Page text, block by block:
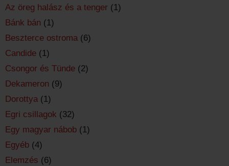
Az öreg halász és a tenger (1)
Bánk bán (1)
Beszterce ostroma (6)
Candide (1)
Csongor és Tünde (2)
Dekameron (9)
Dorottya (1)
Egri csillagok (32)
Egy magyar nábob (1)
Egyéb (4)
Elemzés (6)